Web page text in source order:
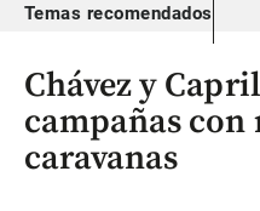
Temas recomendados
Chávez y
campañas
caravanas